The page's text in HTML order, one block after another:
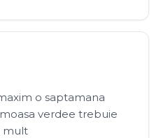
o saptamana
verdee trebuie
mult